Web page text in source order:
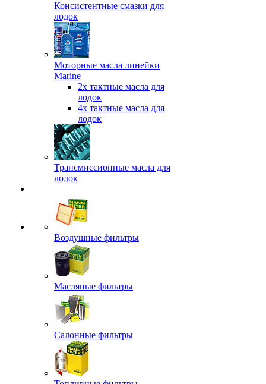
Консистентные смазки для
лодок
Моторные масла линейки
Marine
2х тактные масла для
лодок
4х тактные масла для
лодок
Трансмиссионные масла для
лодок
Воздушные фильтры
Масляные фильтры
Салонные фильтры